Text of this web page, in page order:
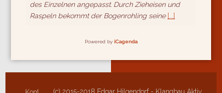
des Einzelnen angepasst. Durch Zieheisen und
Raspeln bekommt der Bogenrohling seine [...]
Powered by iCagenda